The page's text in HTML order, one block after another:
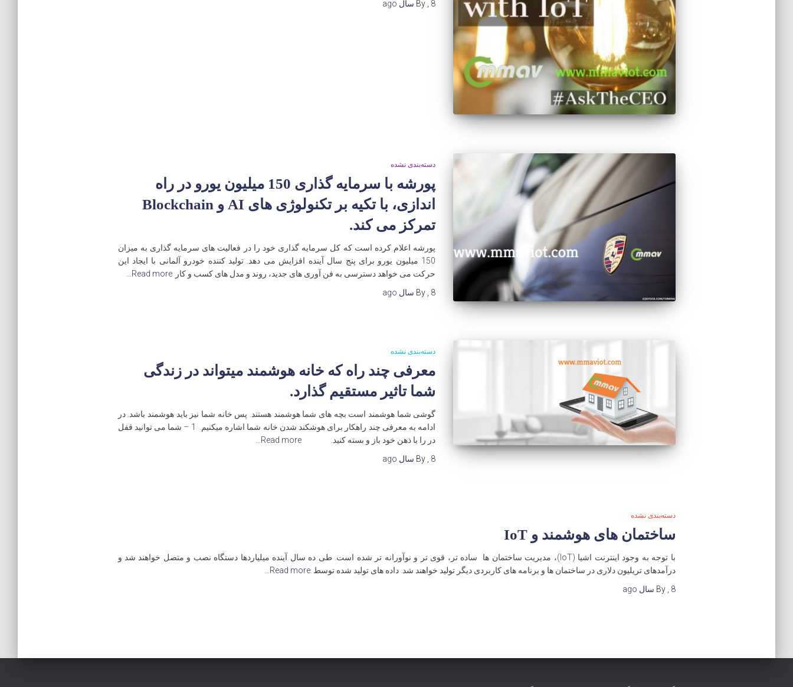
By
8 سال
دسته‌بندی نشده
پورشه با سرمایه گذاری 150 میلیون یورو در راه
اندازی، با تکیه بر تکنولوژی های AI و Blockchain
تمرکز می کند.
پورشه اعلام کرده است که کل سرمایه گذاری خود را در فعالیت های سرمایه گذاری به میزان
150 میلیون یورو برای پنج سال آینده افزایش می دهد. تولید کننده خودرو آلمانی با ایجاد این
حرکت می خواهد دسترسی به فن آوری های جدید، روند و مدل های کسب و کار Read more…
By
8 سال
دسته‌بندی نشده
معرفی چند راه که خانه هوشمند میتواند در زندگی
شما تاثیر مستقیم گذارد.
گوشی شما هوشمند است بچه های شما هوشمند هستند. پس خانه شما نیز باید هوشمند باشد. در
ادامه به معرفی چند راهکار برای هوشکند شدن خانه شما اشاره میکنیم. 1 – شما می توانید قفل
در را با ذهن خود باز و بسته کنید.
Read more…
By
8 سال
دسته‌بندی نشده
ساختمان های هوشمند و IoT
با توجه به وجود اینترنت اشیا (IoT)، مدیریت ساختمان ها ساده تر، قوی تر و نوآورانه تر شده است. طی ده سال آینده میلیاردها دستگاه نصب و متصل خواهند شد و
درآمدهای تریلیون دلاری در ساختمان ها و برنامه های کاربردی دیگر تولید خواهند شد. داده های تولید شده توسط Read more…
By
8 سال